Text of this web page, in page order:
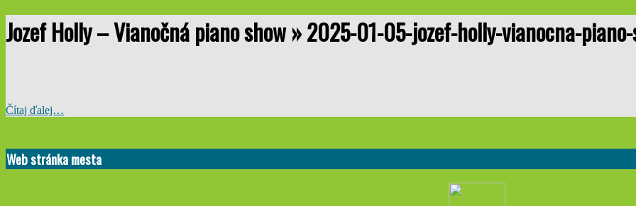
Jozef Holly – Vianočná piano show »2025-01-05-jozef-holly-vianocna-
Čítaj ďalej…
09-
23
Web stránka mesta